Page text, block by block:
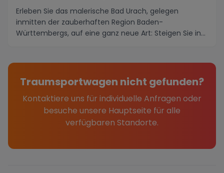
Erleben Sie das malerische Bad Urach, gelegen
inmitten der zauberhaften Region Baden-
Württembergs, auf eine ganz neue Art: Steigen Sie in
Traumsportwagen nicht gefunden?
Kontaktiere uns für individuelle Anfragen oder
besuche unsere Hauptseite für alle
verfügbaren Standorte.